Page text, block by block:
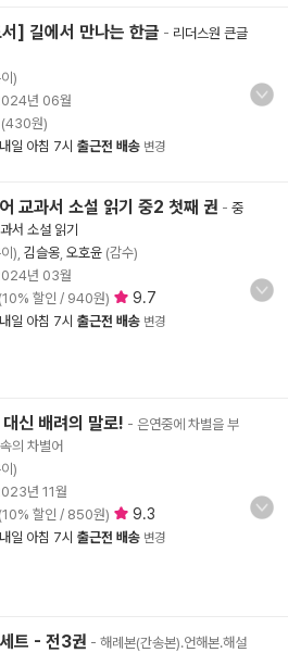
] 길에서 만나는 한글 - 리더스원 큰글
)
년 06월
(430원)
내일 아침 7시 출근전 배송 변경
교과서 소설 읽기 중2 첫째 권 - 중
서 소설 읽기
), 김슬옹 오호윤 (감수)
년 03월
할인 / 940원) 9.7
내일 아침 7시 출근전 배송 변경
신 배려의 말로! - 은연중에 차별을 부
의 차별어
)
년 11월
할인 / 850원) 9.3
내일 아침 7시 출근전 배송 변경
트 - 전3권 - 해례본(간송본).언해본.해설